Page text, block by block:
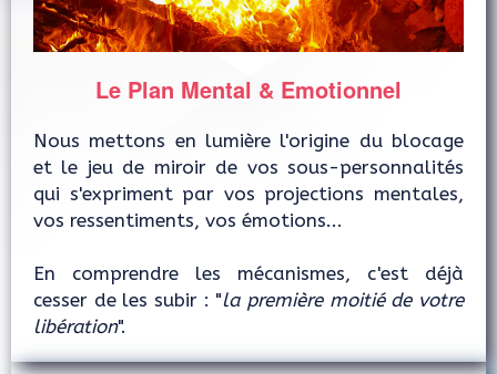
Le Plan Mental & Emotionnel
Nous mettons en lumière l'origine du blocage
et le jeu de miroir de vos sous-personnalités
qui s'expriment par vos projections mentales,
vos ressentiments, vos émotions...
En comprendre les mécanismes, c'est déjà
cesser de les subir : "la première moitié de votre
libération".